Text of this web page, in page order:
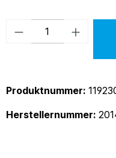
Produkt
Produktnummer:
Herstellernummer: